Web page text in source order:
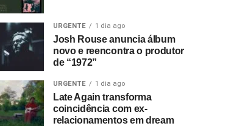
URGENTE 1 dia ago
Josh Rouse anuncia álbum
novo e reencontra o produtor
de “1972”
URGENTE 1 dia ago
Late Again transforma
coincidência com ex-
relacionamentos em dream